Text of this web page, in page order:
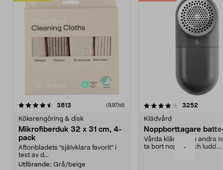
-
3813 (9,97/st)
Köksrengöring & disk
Mikrofiberduk 32 x 31 cm, 4-
pack
Aftonbladets "självklara favorit” i
test av d...
Utförande: Grå/beige
4.0av 5 stjärnor 3252
Klädvård
Noppborttagare
Vårda kläder och andra
ta bort noppor och ludd.
4.5av 5 stjärnor